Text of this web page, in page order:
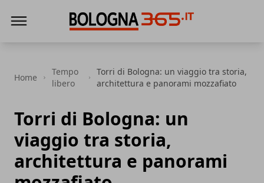
Home
Tempo
libero
Torri di Bologna: un viaggio tra storia,
architettura e panorami mozzafiato
Torri di Bologna: un
viaggio tra storia,
architettura e panorami